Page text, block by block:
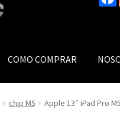
COMO COMPRAR
chip M5 Apple 13″ iPad Pro